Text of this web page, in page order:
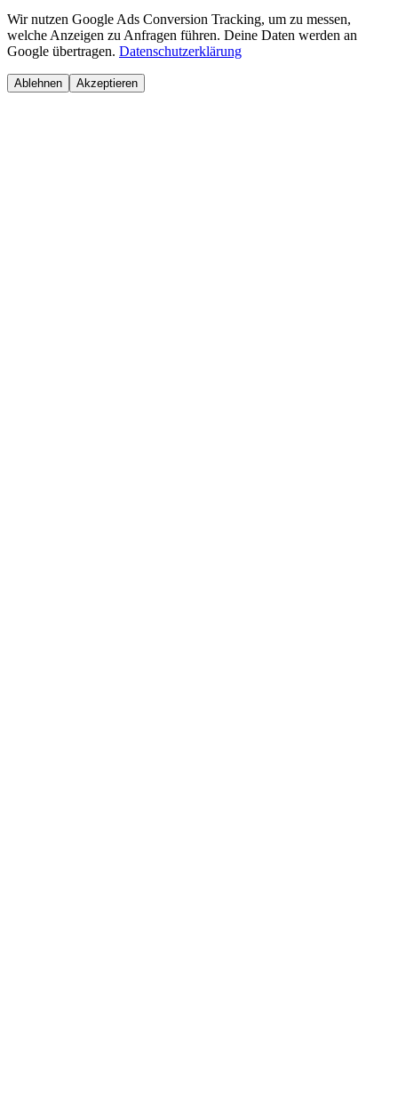
Wir nutzen Google Ads Conversion Tracking, um zu messen,
welche Anzeigen zu Anfragen führen. Deine Daten werden an
Google übertragen. Datenschutzerklärung
Ablehnen Akzeptieren